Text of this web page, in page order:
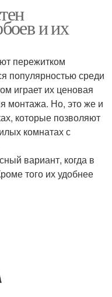
и их
пережитком
популярностью среди
играет их ценовая
монтажа. Но, это же и
которые позволяют
комнатах с
вариант, когда в
того их удобнее